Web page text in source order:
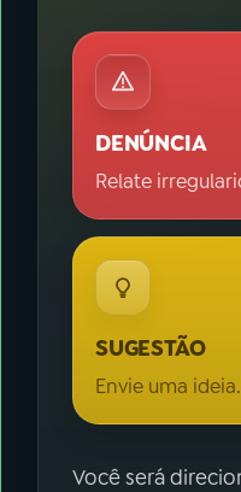
DENÚNCIA
Relate
SUGESTÃO
Envie uma ideia.
Você será